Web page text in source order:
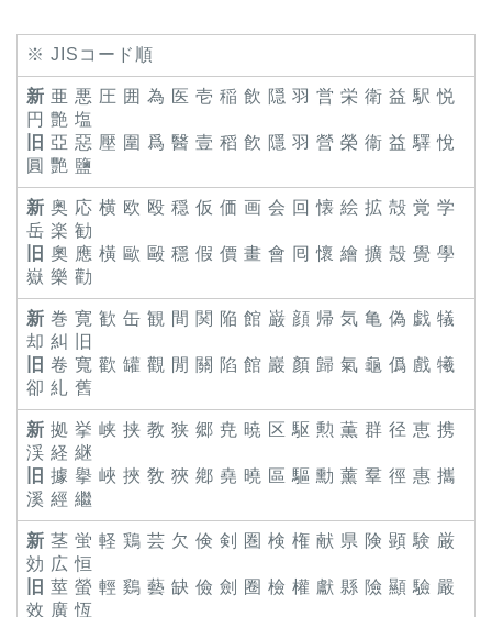
※ JISコード順
新 亜 悪 圧 囲 為 医 壱 稲 飲 隠 羽 営 栄 衛 益 駅 悦
円 艶 塩
旧 亞 惡 壓 圍 爲 醫 壹 稻 飮 隱 羽 營 榮 衞 益 驛 悅
圓 艷 鹽
新 奥 応 横 欧 殴 穏 仮 価 画 会 回 懐 絵 拡 殻 覚 学
岳 楽 勧
旧 奧 應 橫 歐 毆 穩 假 價 畫 會 囘 懷 繪 擴 殼 覺 學
嶽 樂 勸
新 巻 寛 歓 缶 観 間 関 陥 館 巌 顔 帰 気 亀 偽 戯 犠
却 糾 旧
旧 卷 寬 歡 罐 觀 閒 關 陷 館 巖 顏 歸 氣 龜 僞 戲 犧
卻 糺 舊
新 拠 挙 峡 挟 教 狭 郷 尭 暁 区 駆 勲 薫 群 径 恵 携
渓 経 継
旧 據 擧 峽 挾 敎 狹 鄕 堯 曉 區 驅 勳 薰 羣 徑 惠 攜
溪 經 繼
新 茎 蛍 軽 鶏 芸 欠 倹 剣 圏 検 権 献 県 険 顕 験 厳
効 広 恒
旧 莖 螢 輕 鷄 藝 缺 儉 劍 圈 檢 權 獻 縣 險 顯 驗 嚴
效 廣 恆